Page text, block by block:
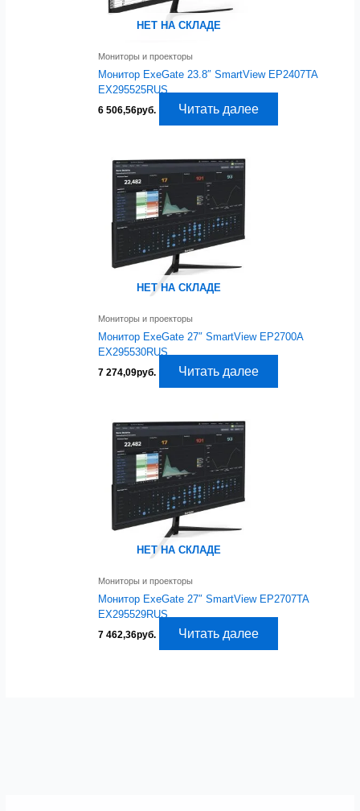
НЕТ НА СКЛАДЕ
Мониторы и проекторы
Монитор ExeGate 23.8″ SmartView EP2407TA
EX295525RUS
6 506,56руб. Читать далее
НЕТ НА СКЛАДЕ
Мониторы и проекторы
Монитор ExeGate 27″ SmartView EP2700A
EX295530RUS
7 274,09руб. Читать далее
НЕТ НА СКЛАДЕ
Мониторы и проекторы
Монитор ExeGate 27″ SmartView EP2707TA
EX295529RUS
7 462,36руб. Читать далее